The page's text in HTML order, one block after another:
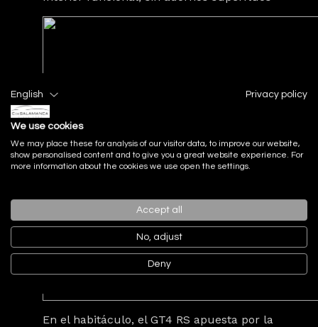
En el habitáculo, el GT4 RS apuesta por la
English Privacy policy
We use cookies
We may place these for analysis of our visitor data, to improve our website,
show personalised content and to give you a great website experience. For
more information about the cookies we use open the settings.
Accept all
No, adjust
Deny